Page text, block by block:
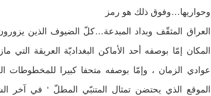
وحواريها…وفوق ذلك هو رمز
العراق المثقّف وبداد المبدعة…كلّ الضيوف الذين يزورون
المكان إمّا بوصفه أحد الأماكن البغداديّة العريقة التي
عوادي الزمان ، وإمّا بوصفه متحفا كبيرا للمخطوطات
الموقع الذي يحتضن تمثال المتنبّي المطلّ ‘ في آخر